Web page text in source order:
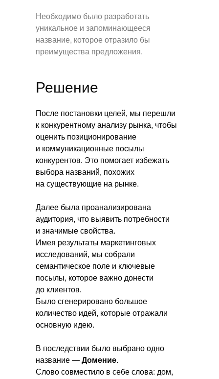
Решение
Необходимо было разработать
уникальное и запоминающееся
название, которое отразило бы
преимущества предложения.
После постановки целей, мы перешли
к конкурентному анализу рынка, чтобы
оценить позиционирование
и коммуникационные посылы
конкурентов. Это помогает избежать
выбора названий, похожих
на существующие на рынке.
Далее была проанализирована
аудитория, что выявить потребности
и значимые свойства.
Имея результаты маркетинговых
исследований, мы собрали
семантическое поле и ключевые
посылы, которое важно донести
до клиентов.
Было сгенерировано большое
количество идей, которые отражали
основную идею.
В последствии было выбрано одно
название — Домение.
Слово совместило в себе слова: дом,